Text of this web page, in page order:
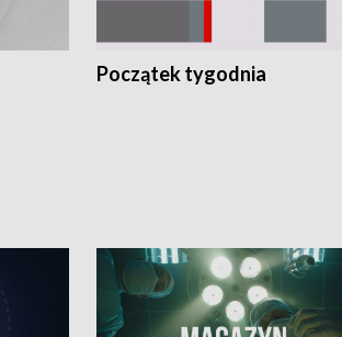
Początek tygodnia